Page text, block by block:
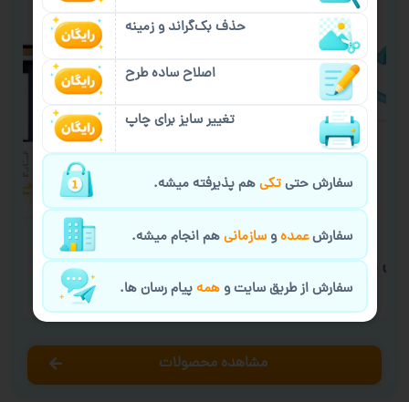
رنگی سفارش چاپ جامدادی
۲۸۰,۰۰۰ تومان
مشاهده محصولات
حذف بک‌گراند و زمینه
اصلاح ساده طرح
تغییر سایز برای چاپ
سفارش حتیتکیهم پذیرفته میشه.
سفارشعمدهوسازمانیهم انجام میشه.
سفارش از طریق سایت وهمهپیام رسان ها.